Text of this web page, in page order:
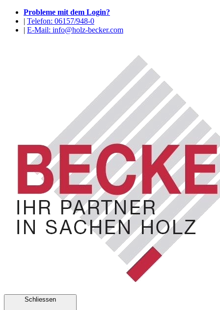
Probleme mit dem Login?
| Telefon: 06157/948-0
| E-Mail: info@holz-becker.com
Schliessen